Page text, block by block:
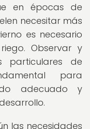
en épocas de
necesitar más
es necesario
Observar y
particulares de
para
adecuado y
las necesidades